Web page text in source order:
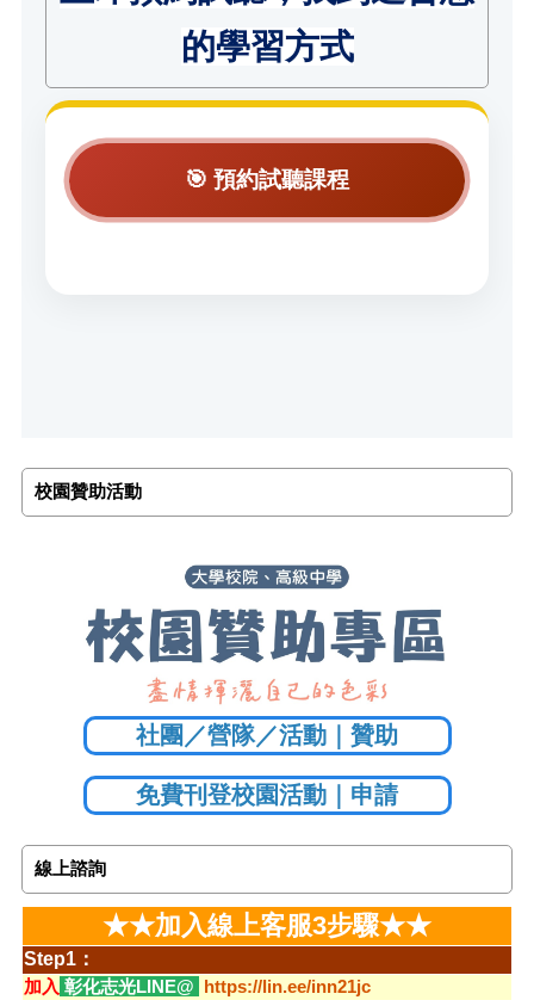
的學習方式
🎯 預約試聽課程
校園贊助活動
社團／營隊／活動｜贊助
免費刊登校園活動｜申請
線上諮詢
★★加入線上客服3步驟★★
Step1：
加入 彰化志光LINE@ https://lin.ee/inn21jc